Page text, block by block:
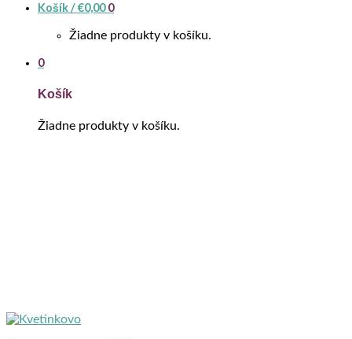
Košík /€0,00 0
Žiadne produkty v košíku.
0
Košík
Žiadne produkty v košíku.